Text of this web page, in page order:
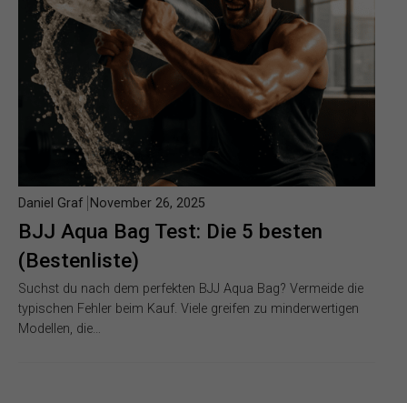
BJJ Aqua Bag Test: Die 5 besten
(Bestenliste)
Daniel Graf November 26, 2025
Suchst du nach dem perfekten BJJ Aqua Bag? Vermeide die
typischen Fehler beim Kauf. Viele greifen zu minderwertigen
Modellen, die…